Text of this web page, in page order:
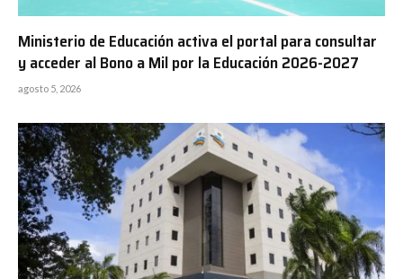
Ministerio de Educación activa el portal para consultar
y acceder al Bono a Mil por la Educación 2026-2027
agosto 5, 2026